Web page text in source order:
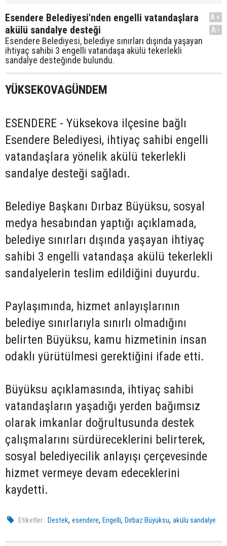
Esendere Belediyesi'nden engelli vatandaşlara
akülü sandalye desteği
Esendere Belediyesi, belediye sınırları dışında yaşayan
ihtiyaç sahibi 3 engelli vatandaşa akülü tekerlekli
sandalye desteğinde bulundu.
A+
A-
YÜKSEKOVAGÜNDEM
ESENDERE - Yüksekova ilçesine bağlı
Esendere Belediyesi, ihtiyaç sahibi engelli
vatandaşlara yönelik akülü tekerlekli
sandalye desteği sağladı.
Belediye Başkanı Dırbaz Büyüksu, sosyal
medya hesabından yaptığı açıklamada,
belediye sınırları dışında yaşayan ihtiyaç
sahibi 3 engelli vatandaşa akülü tekerlekli
sandalyelerin teslim edildiğini duyurdu.
Paylaşımında, hizmet anlayışlarının
belediye sınırlarıyla sınırlı olmadığını
belirten Büyüksu, kamu hizmetinin insan
odaklı yürütülmesi gerektiğini ifade etti.
Büyüksu açıklamasında, ihtiyaç sahibi
vatandaşların yaşadığı yerden bağımsız
olarak imkanlar doğrultusunda destek
çalışmalarını sürdüreceklerini belirterek,
sosyal belediyecilik anlayışı çerçevesinde
hizmet vermeye devam edeceklerini
kaydetti.
Etiketler : Destek,esendere,Engelli,Dırbaz Büyüksu,akülü sandalye